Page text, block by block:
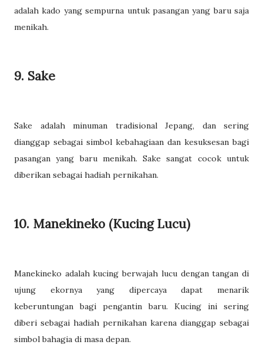
adalah kado yang sempurna untuk pasangan yang baru saja
menikah.
9. Sake
Sake adalah minuman tradisional Jepang, dan sering
dianggap sebagai simbol kebahagiaan dan kesuksesan bagi
pasangan yang baru menikah. Sake sangat cocok untuk
diberikan sebagai hadiah pernikahan.
10. Manekineko (Kucing Lucu)
Manekineko adalah kucing berwajah lucu dengan tangan di
ujung ekornya yang dipercaya dapat menarik
keberuntungan bagi pengantin baru. Kucing ini sering
diberi sebagai hadiah pernikahan karena dianggap sebagai
simbol bahagia di masa depan.